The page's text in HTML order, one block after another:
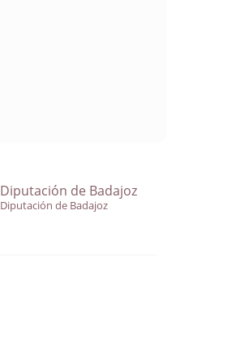
Diputación de Badajoz
Diputación de Badajoz